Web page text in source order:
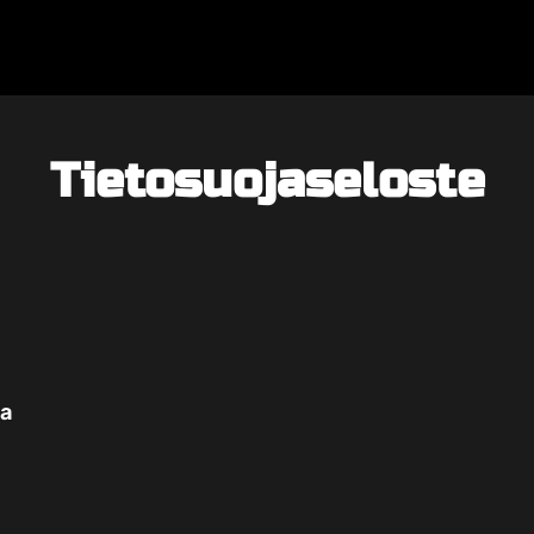
Tietosuojaseloste